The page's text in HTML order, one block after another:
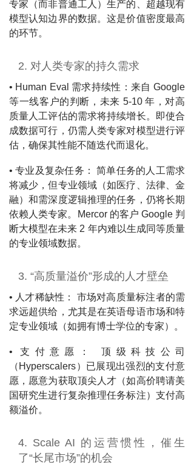
专家（而非普通工人）生产的、超越现有
模型认知边界的数据。这是价值密度最高
的环节。
2. 对人类专家的持久需求
• Human Eval 需求持续性：来自 Google
等一线客户的判断，未来 5-10 年，对高
质量人工评估的需求将持续增长。即使合
成数据可行，仍需人类专家对模型进行评
估，确保其性能不随迭代而退化。
• 专业及复杂任务： 简单任务的人工需求
将减少，但专业领域（如医疗、法律、金
融）和需深度逻辑推理的任务，仍将长期
依赖人类专家。Mercor 的客户 Google 判
断大模型在未来 2 年内难以生成同等质量
的专业领域数据。
3. “高质量溢价”形成的人才壁垒
• 人才稀缺性： 市场对高质量标注者的需
求远超供给，尤其是在英语母语市场和特
定专业领域（如拥有博士学位的专家）。
• 支付意愿： 顶级科技公司
（Hyperscalers）已展现出强烈的支付意
愿，愿意为获取顶尖人才（如高价聘请美
国研究生进行复杂推理任务标注）支付高
额溢价。
4. Scale AI 的运营惯性，催生
了“长尾市场”的机会